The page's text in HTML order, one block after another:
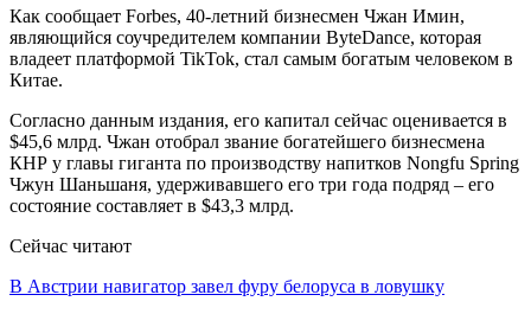
Как сообщает Forbes, 40-летний бизнесмен Чжан Имин,
являющийся соучредителем компании ByteDance, которая
владеет платформой TikTok, стал самым богатым человеком в
Китае.
Согласно данным издания, его капитал сейчас оценивается в
$45,6 млрд. Чжан отобрал звание богатейшего бизнесмена
КНР у главы гиганта по производству напитков Nongfu Spring
Чжун Шаньшаня, удерживавшего его три года подряд – его
состояние составляет в $43,3 млрд.
Сейчас читают
В Австрии навигатор завел фуру белоруса в ловушку